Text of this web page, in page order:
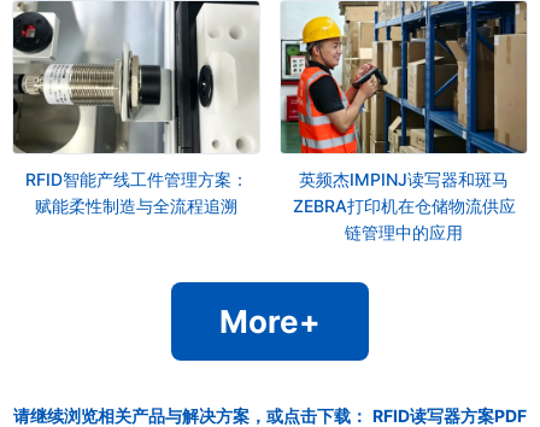
RFID智能产线工件管理方案：
赋能柔性制造与全流程追溯
英频杰IMPINJ读写器和斑马
ZEBRA打印机在仓储物流供应
链管理中的应用
More+
请继续浏览相关产品与解决方案，或点击下载： RFID读写器方案PDF